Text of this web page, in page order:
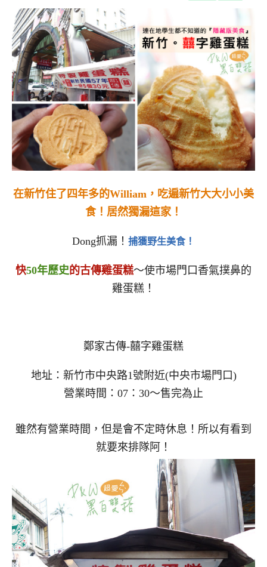
在新竹住了四年多的William，吃遍新竹大大小小美
食！居然獨漏這家！
Dong抓漏！ 捕獲野生美食！
快50年歷史的古傳雞蛋糕～使市場門口香氣撲鼻的
雞蛋糕！
鄭家古傳-囍字雞蛋糕
地址：新竹市中央路1號附近(中央市場門口)
營業時間：07：30～售完為止
雖然有營業時間，但是會不定時休息！所以有看到
就要來排隊阿！